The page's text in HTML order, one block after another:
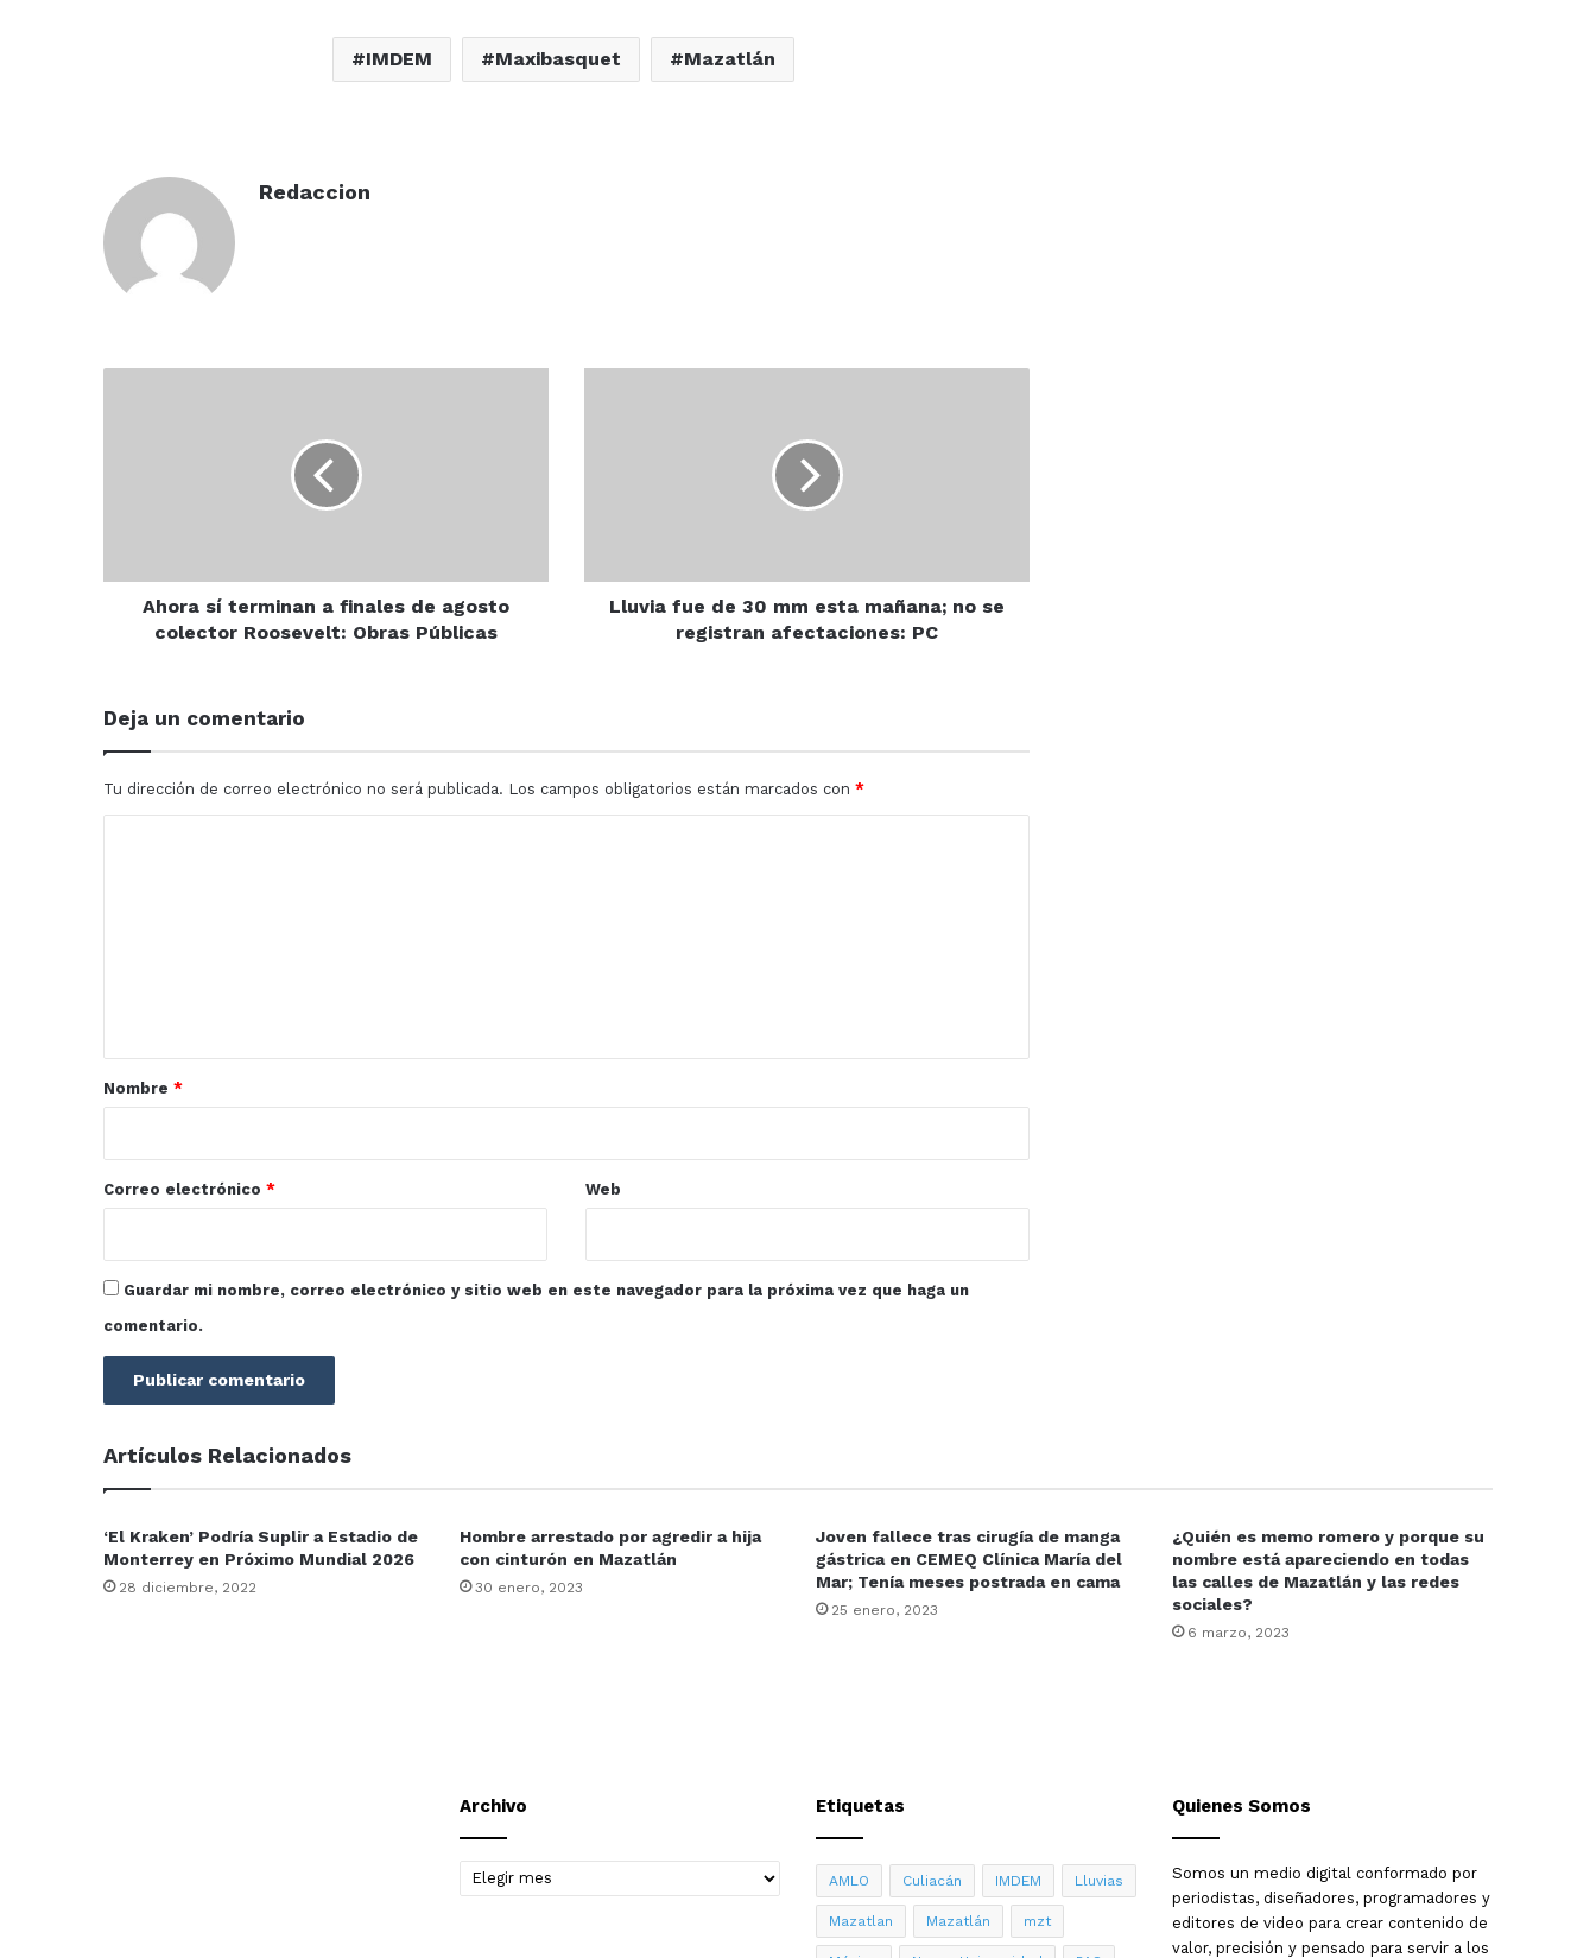
IMDEM Maxibasquet Mazatlán
Redaccion
Roosevelt:
Obras
Públicas
Ahora sí terminan a finales de agosto
colector Roosevelt: Obras Públicas
se
registran
afectaciones:
Lluvia fue de 30 mm esta mañana; no se
registran afectaciones: PC
Deja un comentario
Tu dirección de correo electrónico no será publicada. Los campos obligatorios están marcados con *
r
*
Nombre *
Correo electrónico * Web
Guardar mi nombre, correo electrónico y sitio web en este navegador para la próxima vez que haga un
comentario.
Artículos Relacionados
‘El Kraken’ Podría Suplir a Estadio de
Monterrey en Próximo Mundial 2026
28 diciembre, 2022
Hombre arrestado por agredir a hija
con cinturón en Mazatlán
30 enero, 2023
Joven fallece tras cirugía de manga
gástrica en CEMEQ Clínica María del
Mar; Tenía meses postrada en cama
25 enero, 2023
¿Quién es memo romero y porque su
nombre está apareciendo en todas
las calles de Mazatlán y las redes
sociales?
6 marzo, 2023
Archivo
Archivo
Etiquetas
AMLO Culiacán IMDEM Lluvias
Mazatlan Mazatlán mzt
Quienes Somos
Somos un medio digital conformado por
periodistas, diseñadores, programadores y
editores de video para crear contenido de
valor, precisión y pensado para servir a los